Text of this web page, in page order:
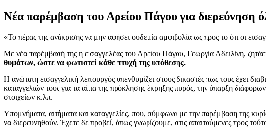
Νέα παρέμβαση του Αρείου Πάγου για
«Το πέρας της ανάκρισης να μην αφήσει ουδεμία αμφιβολία ως προς το ότι οι
Με νέα παρέμβασή της η εισαγγελέας του Αρείου Πάγου, Γεωργία Αδειλίνη, ζητάει
θυμάτων, ώστε να φωτιστεί κάθε πτυχή της υπόθεσης.
Η ανώτατη εισαγγελική λειτουργός υπενθυμίζει στους δικαστές πως τους έχει
καταγγελιών τους για τα αίτια της πρόκλησης έκρηξης πυρός, την ύπαρξη
στοιχείων κ.λπ.
Υπομνήματα, αιτήματα και καταγγελίες, που, σύμφωνα με την παρέμβαση της
να διερευνηθούν. Έχετε δε προβεί, όπως γνωρίζουμε, στις απαιτούμενες προς